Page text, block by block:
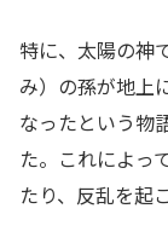
特に、太陽の神
み）の孫が地上
なったという物
た。これによっ
たり、反乱を起